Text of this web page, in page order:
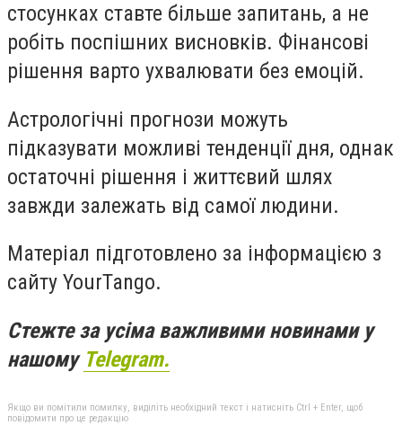
стосунках ставте більше запитань, а не
робіть поспішних висновків. Фінансові
рішення варто ухвалювати без емоцій.
Астрологічні прогнози можуть
підказувати можливі тенденції дня, однак
остаточні рішення і життєвий шлях
завжди залежать від самої людини.
Матеріал підготовлено за інформацією з
сайту YourTango.
Стежте за усіма важливими новинами у
нашому Telegram.
Якщо ви помітили помилку, виділіть необхідний текст і натисніть Ctrl + Enter, щоб
повідомити про це редакцію